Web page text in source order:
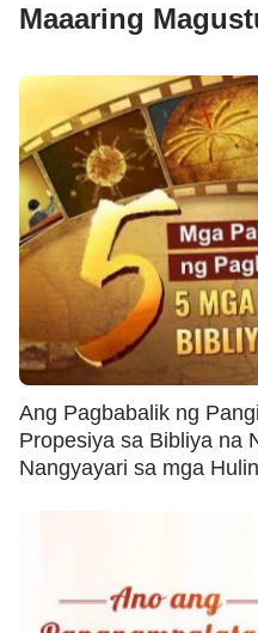
Maaaring
Ang Pagbabalik ng
Propesiya sa Bibliya na
Nangyayari sa mga